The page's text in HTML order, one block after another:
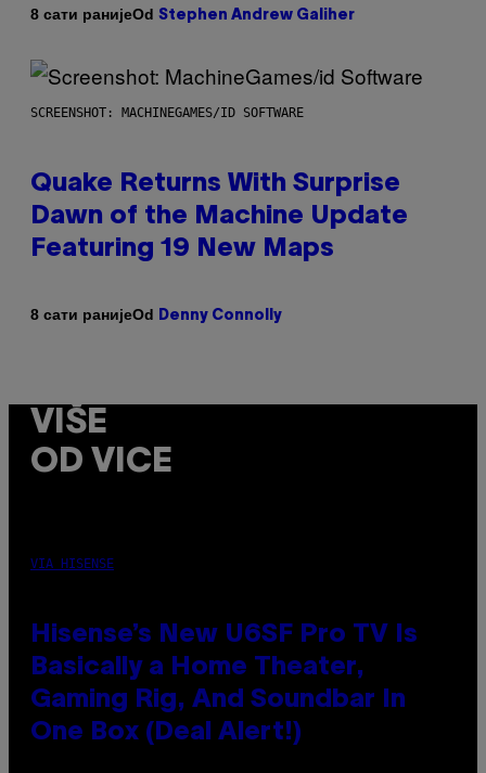
8 сати ранијеOd Stephen Andrew Galiher
SCREENSHOT: MACHINEGAMES/ID SOFTWARE
Quake Returns With Surprise
Dawn of the Machine Update
Featuring 19 New Maps
8 сати ранијеOd Denny Connolly
VIŠE
OD VICE
VIA HISENSE
Hisense’s New U6SF Pro TV Is
Basically a Home Theater,
Gaming Rig, And Soundbar In
One Box (Deal Alert!)